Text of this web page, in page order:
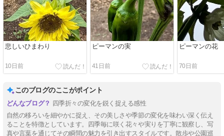
悲しいひまわり
10日前
ピーマンの実
41日前
ピーマンの花
70日前
このブログのここがポイント
四季折々の変化を鋭く捉える感性
自然の移ろいを細やかに捉え、その美しさや季節の変化を味わい深く伝え
ることを特徴としています。四季毎に咲く花々や実りを丁寧に観察し、写
真や言葉を通じてその瞬間の魅力を引き出すスタイルです。散歩や公園巡